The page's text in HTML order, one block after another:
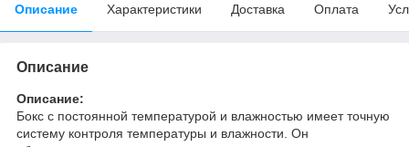
Описание Характеристики Доставка Оплата
Описание
Описание:
Бокс с постоянной температурой и влажностью имеет точную
систему контроля температуры и влажности. Он